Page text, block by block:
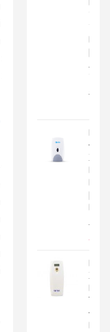
20-
2
Lớp
|
2
Bình
Xà
|
RT800
Máy
Xịt
Tự